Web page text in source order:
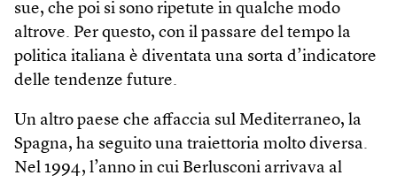
sue, che poi si sono ripetute in qualche modo
altrove. Per questo, con il passare del tempo la
politica italiana è diventata una sorta d’indicatore
delle tendenze future.
Un altro paese che affaccia sul Mediterraneo, la
Spagna, ha seguito una traiettoria molto diversa.
Nel 1994, l’anno in cui Berlusconi arrivava al